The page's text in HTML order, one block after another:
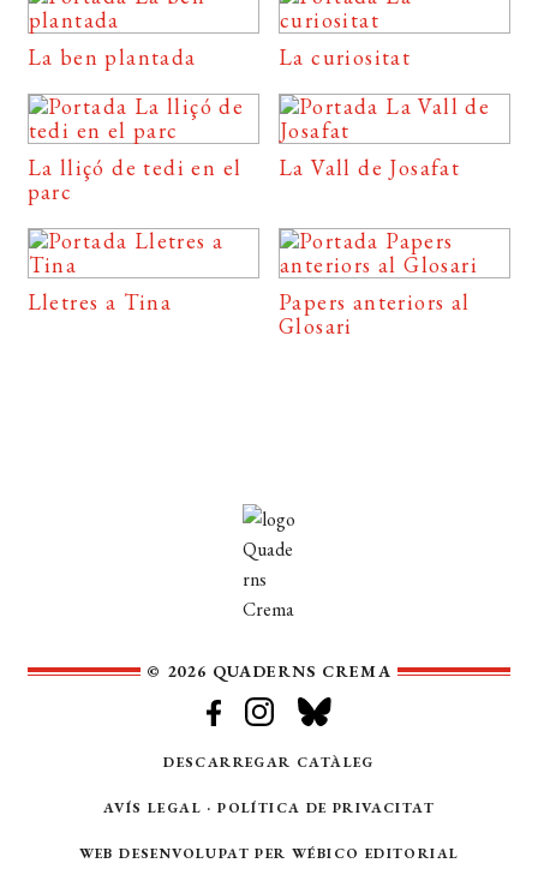
La ben plantada La curiositat
La lliçó de tedi en el
parc
La Vall de Josafat
Lletres a Tina
Papers anteriors al
Glosari
© 2026 QUADERNS CREMA
DESCARREGAR CATÀLEG
AVÍS LEGAL ·POLÍTICA DE PRIVACITAT
WEB DESENVOLUPAT PER WÉBICO EDITORIAL